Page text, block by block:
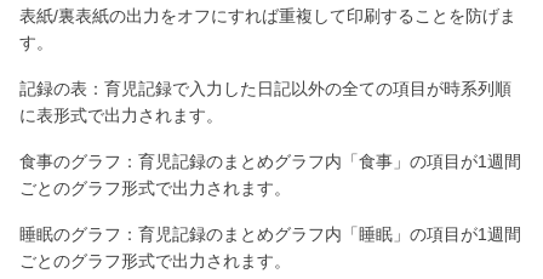
表紙/裏表紙の出力をオフにすれば重複して印刷することを防げま
す。
記録の表：育児記録で入力した日記以外の全ての項目が時系列順
に表形式で出力されます。
食事のグラフ：育児記録のまとめグラフ内「食事」の項目が1週間
ごとのグラフ形式で出力されます。
睡眠のグラフ：育児記録のまとめグラフ内「睡眠」の項目が1週間
ごとのグラフ形式で出力されます。